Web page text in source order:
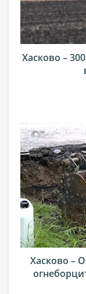
Хасково –
Хасково –